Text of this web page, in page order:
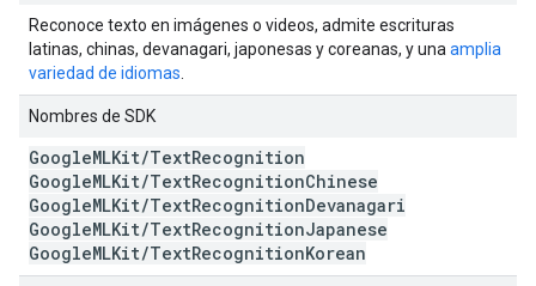
Reconoce texto en imágenes o videos, admite escrituras
latinas, chinas, devanagari, japonesas y coreanas, y una amplia
variedad de idiomas
Nombres de SDK
GoogleMLKit/TextRecognition
GoogleMLKit/TextRecognitionChinese
GoogleMLKit/TextRecognitionDevanagari
GoogleMLKit/TextRecognitionJapanese
GoogleMLKit/TextRecognitionKorean